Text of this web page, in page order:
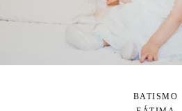
BATISMO